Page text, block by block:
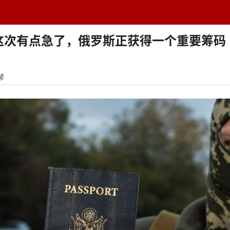
中心 学者专栏 排行榜 周刊 网址导航 英
有点急了，俄罗斯正获得一个重要筹码